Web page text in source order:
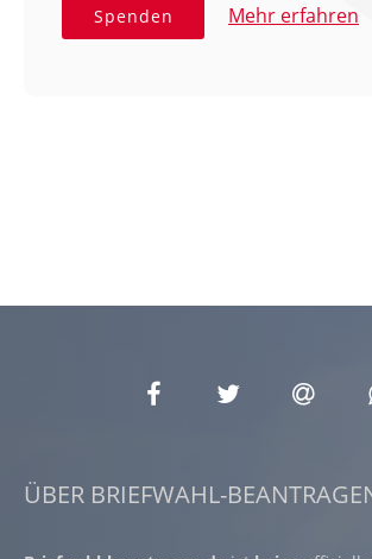
Spenden Mehr erfahren
ÜBER BRIEFWAHL-